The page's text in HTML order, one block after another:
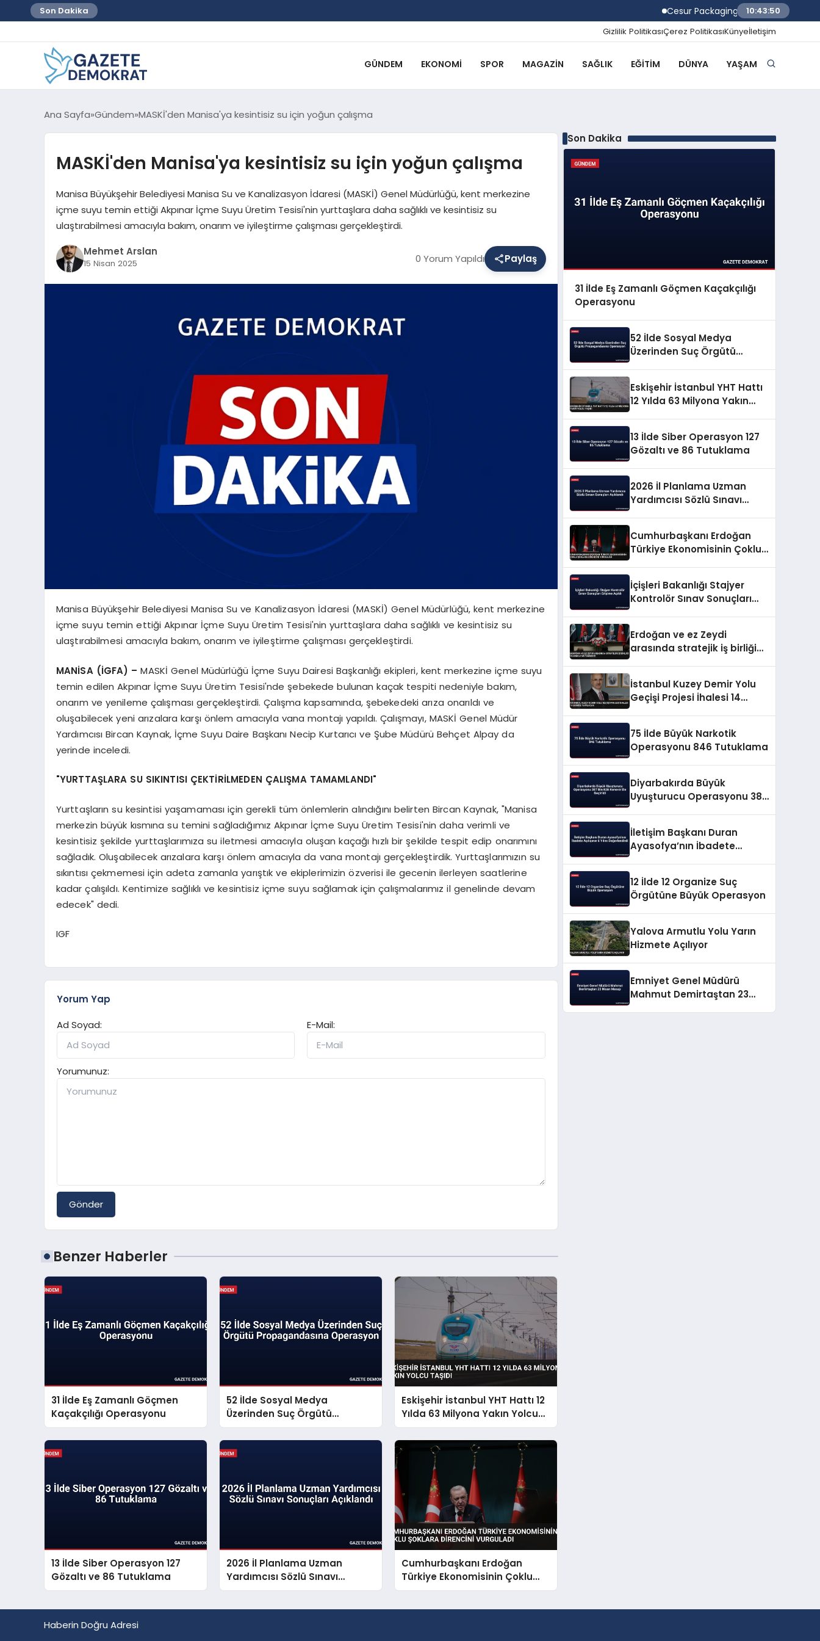
Son Dakika Cesur Packaging, Mısır’daki Üretim
10:43:51
Gizlilik PolitikasıÇerez PolitikasıKünyeİletişim
GÜNDEM EKONOMI SPOR MAGAZIN SAĞLIK EĞITIM DÜNYA YAŞAM
Ana Sayfa Gündem MASKİ'den Manisa'ya kesintisiz su için yoğun çalışma
MASKİ'den Manisa'ya kesintisiz su için yoğun çalışma
Manisa Büyükşehir Belediyesi Manisa Su ve Kanalizasyon İdaresi (MASKİ) Genel Müdürlüğü, kent merkezine
içme suyu temin ettiği Akpınar İçme Suyu Üretim Tesisi'nin yurttaşlara daha sağlıklı ve kesintisiz su
ulaştırabilmesi amacıyla bakım, onarım ve iyileştirme çalışması gerçekleştirdi.
Mehmet Arslan
15 Nisan 2025 0 Yorum Yapıldı Paylaş
Manisa Büyükşehir Belediyesi Manisa Su ve Kanalizasyon İdaresi (MASKİ) Genel Müdürlüğü, kent merkezine
içme suyu temin ettiği Akpınar İçme Suyu Üretim Tesisi'nin yurttaşlara daha sağlıklı ve kesintisiz su
ulaştırabilmesi amacıyla bakım, onarım ve iyileştirme çalışması gerçekleştirdi.
MANİSA (İGFA) –MASKİ Genel Müdürlüğü İçme Suyu Dairesi Başkanlığı ekipleri, kent merkezine içme suyu
temin edilen Akpınar İçme Suyu Üretim Tesisi'nde şebekede bulunan kaçak tespiti nedeniyle bakım,
onarım ve yenileme çalışması gerçekleştirdi. Çalışma kapsamında, şebekedeki arıza onarıldı ve
oluşabilecek yeni arızalara karşı önlem amacıyla vana montajı yapıldı. Çalışmayı, MASKİ Genel Müdür
Yardımcısı Bircan Kaynak, İçme Suyu Daire Başkanı Necip Kurtarıcı ve Şube Müdürü Behçet Alpay da
yerinde inceledi.
"YURTTAŞLARA SU SIKINTISI ÇEKTİRİLMEDEN ÇALIŞMA TAMAMLANDI"
Yurttaşların su kesintisi yaşamaması için gerekli tüm önlemlerin alındığını belirten Bircan Kaynak, "Manisa
merkezin büyük kısmına su temini sağladığımız Akpınar İçme Suyu Üretim Tesisi'nin daha verimli ve
kesintisiz şekilde yurttaşlarımıza su iletmesi amacıyla oluşan kaçağı hızlı bir şekilde tespit edip onarımını
sağladık. Oluşabilecek arızalara karşı önlem amacıyla da vana montajı gerçekleştirdik. Yurttaşlarımızın su
sıkıntısı çekmemesi için adeta zamanla yarıştık ve ekiplerimizin özverisi ile gecenin ilerleyen saatlerine
kadar çalışıldı. Kentimize sağlıklı ve kesintisiz içme suyu sağlamak için çalışmalarımız il genelinde devam
edecek" dedi.
IGF
Yorum Yap
Ad Soyad:
E-Mail:
Yorumunuz:
Gönder
Benzer Haberler
31 İlde Eş Zamanlı Göçmen
Kaçakçılığı Operasyonu
52 İlde Sosyal Medya
Üzerinden Suç Örgütü
Propagandasına Operasyon
Eskişehir İstanbul YHT Hattı 12
Yılda 63 Milyona Yakın Yolcu
Taşıdı
13 İlde Siber Operasyon 127
Gözaltı ve 86 Tutuklama
2026 İl Planlama Uzman
Yardımcısı Sözlü Sınavı
Sonuçları Açıklandı
Cumhurbaşkanı Erdoğan
Türkiye Ekonomisinin Çoklu
Şoklara Direncini Vurguladı
Son Dakika
31 İlde Eş Zamanlı Göçmen Kaçakçılığı
Operasyonu
52 İlde Sosyal Medya
Üzerinden Suç Örgütü
Eskişehir İstanbul YHT Hattı
12 Yılda 63 Milyona Yakın
13 İlde Siber Operasyon 127
Gözaltı ve 86 Tutuklama
2026 İl Planlama Uzman
Yardımcısı Sözlü Sınavı
Cumhurbaşkanı Erdoğan
Türkiye Ekonomisinin Çoklu
İçişleri Bakanlığı Stajyer
Kontrolör Sınav Sonuçları
Erdoğan ve ez Zeydi
arasında stratejik iş birliği
İstanbul Kuzey Demir Yolu
Geçişi Projesi İhalesi 14
75 İlde Büyük Narkotik
Operasyonu 846 Tutuklama
Diyarbakırda Büyük
Uyuşturucu Operasyonu 387
İletişim Başkanı Duran
Ayasofya’nın İbadete
12 İlde 12 Organize Suç
Örgütüne Büyük Operasyon
Yalova Armutlu Yolu Yarın
Hizmete Açılıyor
Emniyet Genel Müdürü
Mahmut Demirtaştan 23
Haberin Doğru Adresi